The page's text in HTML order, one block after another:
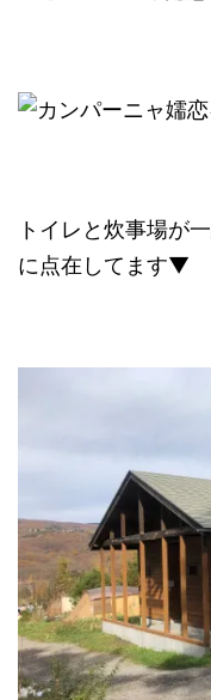
トイレと炊事場が
に点在してます▼